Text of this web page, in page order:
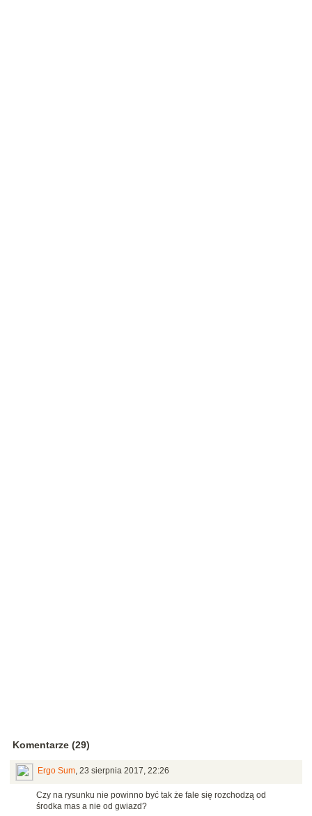
Komentarze (29)
Ergo Sum, 23 sierpnia 2017, 22:26
Czy na rysunku nie powinno być tak że fale się rozchodzą od
środka mas a nie od gwiazd?